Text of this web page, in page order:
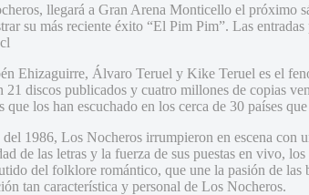
llegará a Gran Arena Monticello el próximo
su más reciente éxito “El Pim Pim”. Las
Ehizaguirre, Álvaro Teruel y Kike Teruel es el
discos publicados y cuatro millones de copias
los han escuchado en los cerca de 30 países
1986, Los Nocheros irrumpieron en escena con
de las letras y la fuerza de sus puestas en vivo,
del folklore romántico, que une la pasión de las
tan característica y personal de Los Nocheros.